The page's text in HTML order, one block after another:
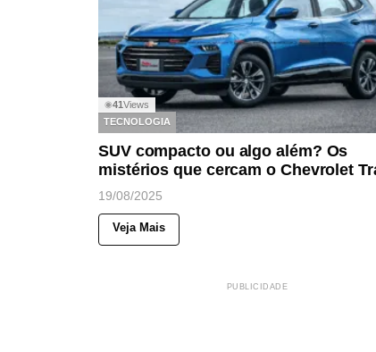
◉41Views
TECNOLOGIA
SUV compacto ou algo além? Os
mistérios que cercam o Chevrolet
19/08/2025
Veja Mais
PUBLICIDADE